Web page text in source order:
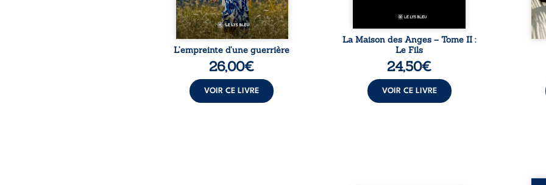
L’empreinte d’une guerrière
26,00€
VOIR CE LIVRE
La Maison des Anges – Tome II :
Le Fils
24,50€
VOIR CE LIVRE